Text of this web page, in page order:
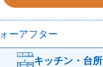
ーアフター
キッチン・台所